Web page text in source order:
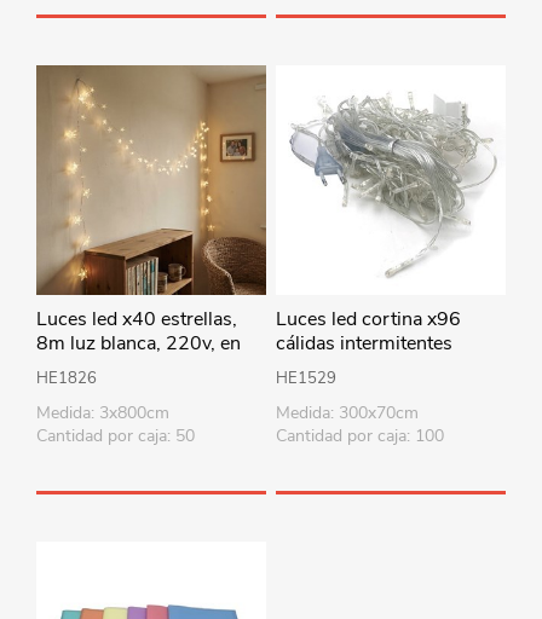
Luces led x40 estrellas,
8m luz blanca, 220v, en
caja
HE1826
Medida: 3x800cm
Cantidad por caja: 50
Luces led cortina x96
cálidas intermitentes
220V 3metros x70cm, en
caja
HE1529
Medida: 300x70cm
Cantidad por caja: 100